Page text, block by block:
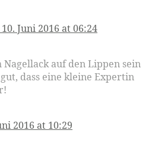
Juni 2016 at 06:24
Nagellack auf den Lippen sein
dass eine kleine Expertin
2016 at 10:29